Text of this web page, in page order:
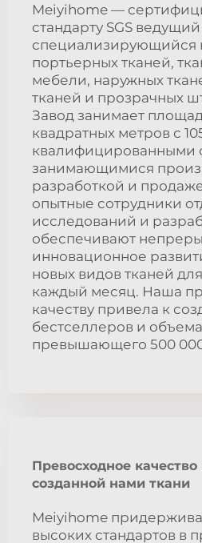
Meiyihome —
стандарту SGS
специализирующийся
портьерных тканей,
мебели, наружных
тканей и прозрачных
Завод занимает
квадратных метров с
квалифицированными
занимающимися
разработкой и
опытные сотрудники
исследований и
обеспечивают
инновационное
новых видов тканей
каждый месяц. Наша
качеству привела к
бестселлеров и
превышающего 500
Превосходное
созданной нами ткани
Meiyihome
высоких стандартов в